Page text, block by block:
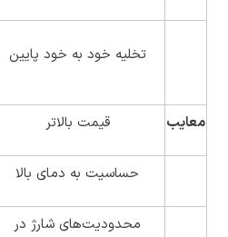
تخلیه خود به خود پایین
معایب قیمت بالاتر
حساسیت به دمای بالا
محدودیت‌های شارژ در